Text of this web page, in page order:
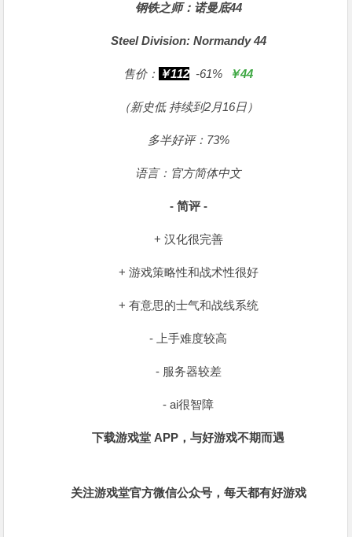
钢铁之师：诺曼底44
Steel Division: Normandy 44
售价： ￥112 -61% ￥44
（新史低 持续到2月16日）
多半好评：73%
语言：官方简体中文
- 简评 -
+ 汉化很完善
+ 游戏策略性和战术性很好
+ 有意思的士气和战线系统
- 上手难度较高
- 服务器较差
- ai很智障
下载游戏堂 APP，与好游戏不期而遇
关注游戏堂官方微信公众号，每天都有好游戏